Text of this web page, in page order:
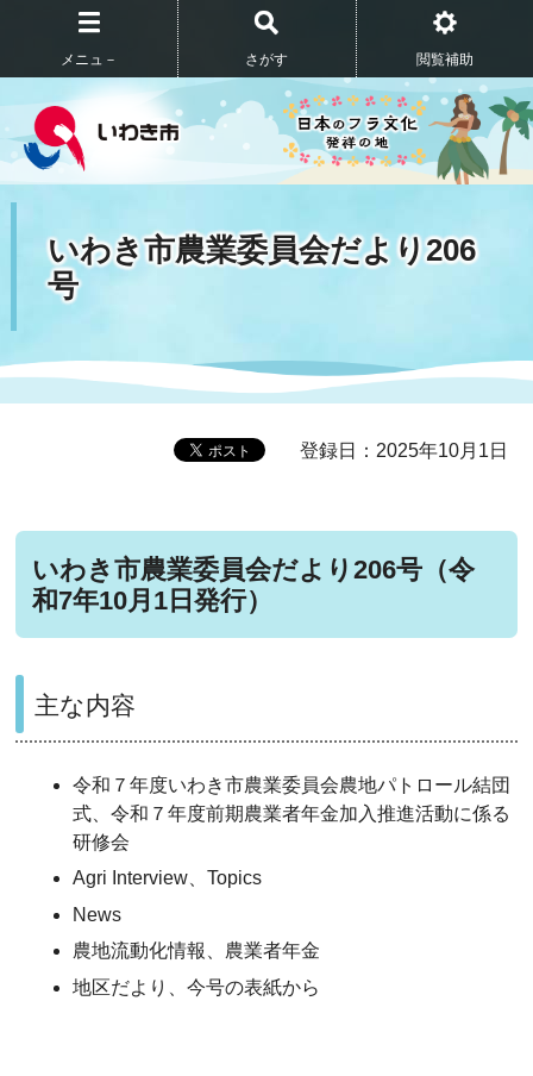
メニュ－ さがす 閲覧補助
いわき市農業委員会だより206
号
登録日：2025年10月1日
いわき市農業委員会だより206号（令
和7年10月1日発行）
主な内容
令和７年度いわき市農業委員会農地パトロール結団
式、令和７年度前期農業者年金加入推進活動に係る
研修会
Agri Interview、Topics
News
農地流動化情報、農業者年金
地区だより、今号の表紙から